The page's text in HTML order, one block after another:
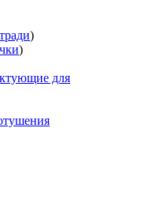
)
)
для